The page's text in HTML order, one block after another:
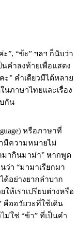
”, “ข้ะ” ฯลฯ ก็นับว่า
นคำลงท้ายเพื่อแสดง
” คำเดียวมีได้หลาย
นภาษาไทยและเรื่อง
กัน
หรือภาษาที่
มีความหมายไม่
มากินมาม่า” หากพูด
ว่า “มามาเรียกมา
อย่างยากลำบาก
ห้เราเปรียบต่างหรือ
คืออวัยวะที่ใช้เดิน
ม่ใช่ “ข้า” ที่เป็นคำ